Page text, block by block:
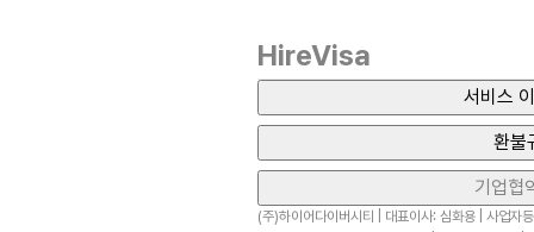
HireVisa
서비스
환불
기업협
(주)하이어다이버시티 | 대표이사: 심화용 | 사